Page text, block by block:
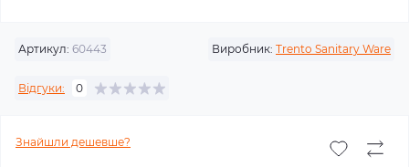
Артикул: 60443 Виробник: Trento Sanitary Ware
Відгуки: 0
Знайшли дешевше?